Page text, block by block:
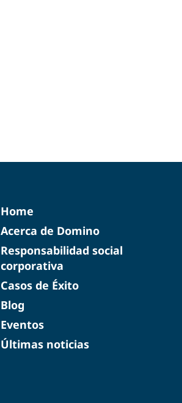
Home
Acerca de Domino
Responsabilidad social
corporativa
Casos de Éxito
Blog
Eventos
Últimas noticias